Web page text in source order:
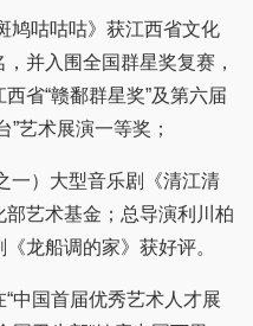
咕咕咕》获江西省文化
并入围全国群星奖复赛，
省“赣鄱群星奖”及第六届
艺术展演一等奖；
）大型音乐剧《清江清
艺术基金；总导演利川柏
龙船调的家》获好评。
国首届优秀艺术人才展